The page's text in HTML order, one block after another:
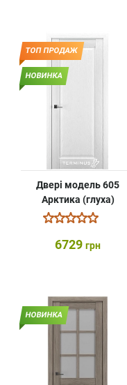
ТОП ПРОДАЖ
НОВИНКА
Двері модель 605
Арктика (глуха)
6729 грн
НОВИНКА